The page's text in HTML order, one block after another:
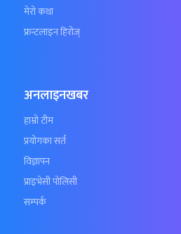
मेरो कथा
फ्रन्टलाइन हिरोज्
अनलाइनखबर
हाम्रो टीम
प्रयोगका सर्त
विज्ञापन
प्राइभेसी पोलिसी
सम्पर्क